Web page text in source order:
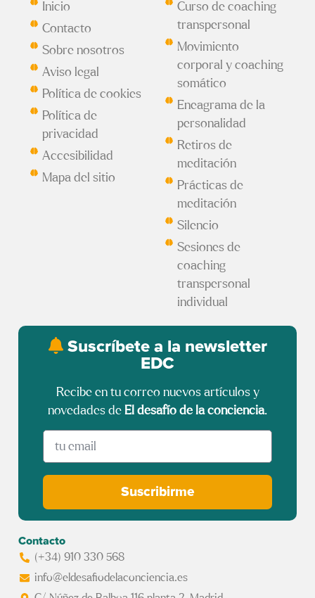
Inicio
Contacto
Sobre nosotros
Aviso legal
Política de cookies
Política de
privacidad
Accesibilidad
Mapa del sitio
Curso de coaching
transpersonal
Movimiento
corporal y coaching
somático
Eneagrama de la
personalidad
Retiros de
meditación
Prácticas de
meditación
Silencio
Sesiones de
coaching
transpersonal
individual
Suscríbete a la newsletter
EDC
Recibe en tu correo nuevos artículos y
novedades de El desafío de la conciencia.
Suscribirme
Contacto
(+34) 910 330 568
info@eldesafiodelaconciencia.es